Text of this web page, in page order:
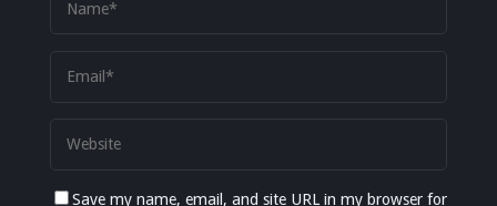
Save my name, email, and site URL in my browser for